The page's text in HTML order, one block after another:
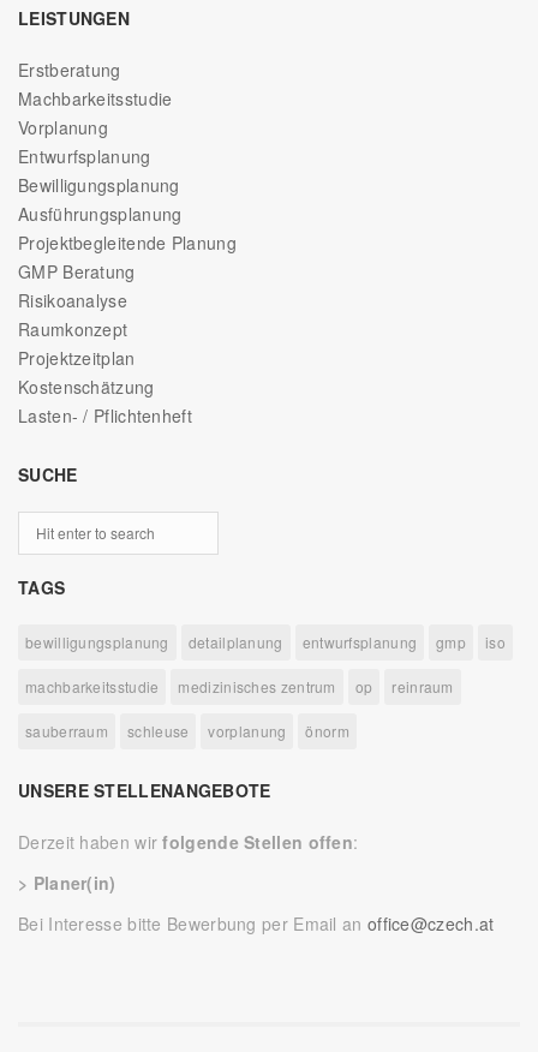
LEISTUNGEN
Erstberatung
Machbarkeitsstudie
Vorplanung
Entwurfsplanung
Bewilligungsplanung
Ausführungsplanung
Projektbegleitende Planung
GMP Beratung
Risikoanalyse
Raumkonzept
Projektzeitplan
Kostenschätzung
Lasten- / Pflichtenheft
SUCHE
TAGS
bewilligungsplanung detailplanung entwurfsplanung gmp iso
machbarkeitsstudie medizinisches zentrum op reinraum
sauberraum schleuse vorplanung önorm
UNSERE STELLENANGEBOTE
Derzeit haben wirfolgende Stellen offen:
> Planer(in)
Bei Interesse bitte Bewerbung per Email an office@czech.at